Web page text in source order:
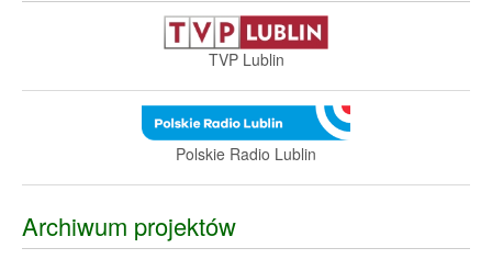
TVP Lublin
Polskie Radio Lublin
Archiwum projektów